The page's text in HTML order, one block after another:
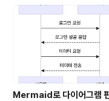
Link copied to your
Mermaid로 다이어그램